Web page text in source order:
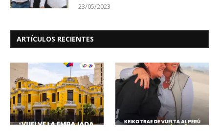
23/05/2023
ARTÍCULOS RECIENTES